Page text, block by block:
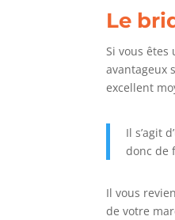
Le
Si vous
avantageux
excellent
Il s’agit
donc de
Il vous
de votre